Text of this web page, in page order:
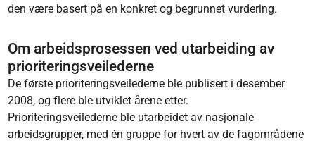
den være basert på en konkret og begrunnet vurdering.
Om arbeidsprosessen ved utarbeiding av
prioriteringsveilederne
De første prioriteringsveilederne ble publisert i desember
2008, og flere ble utviklet årene etter.
Prioriteringsveilederne ble utarbeidet av nasjonale
arbeidsgrupper, med én gruppe for hvert av de fagområdene